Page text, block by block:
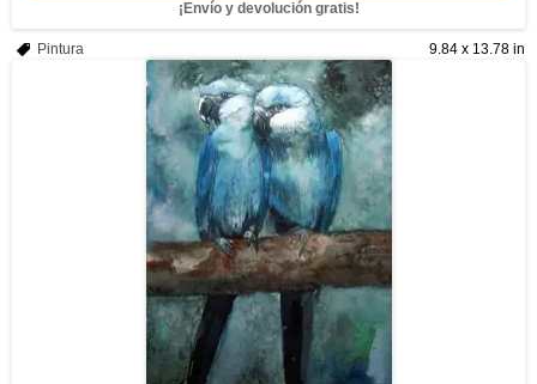
¡Envío y devolución gratis!
9.84 x 13.78 in
Pintura